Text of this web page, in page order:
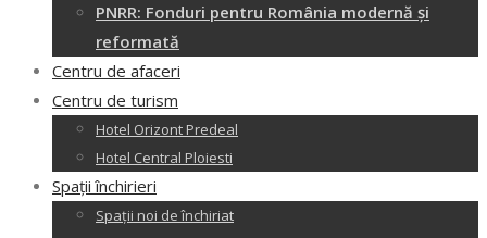
PNRR: Fonduri pentru România modernă și
reformată
Centru de afaceri
Centru de turism
Hotel Orizont Predeal
Hotel Central Ploiesti
Spații închirieri
Spații noi de închiriat